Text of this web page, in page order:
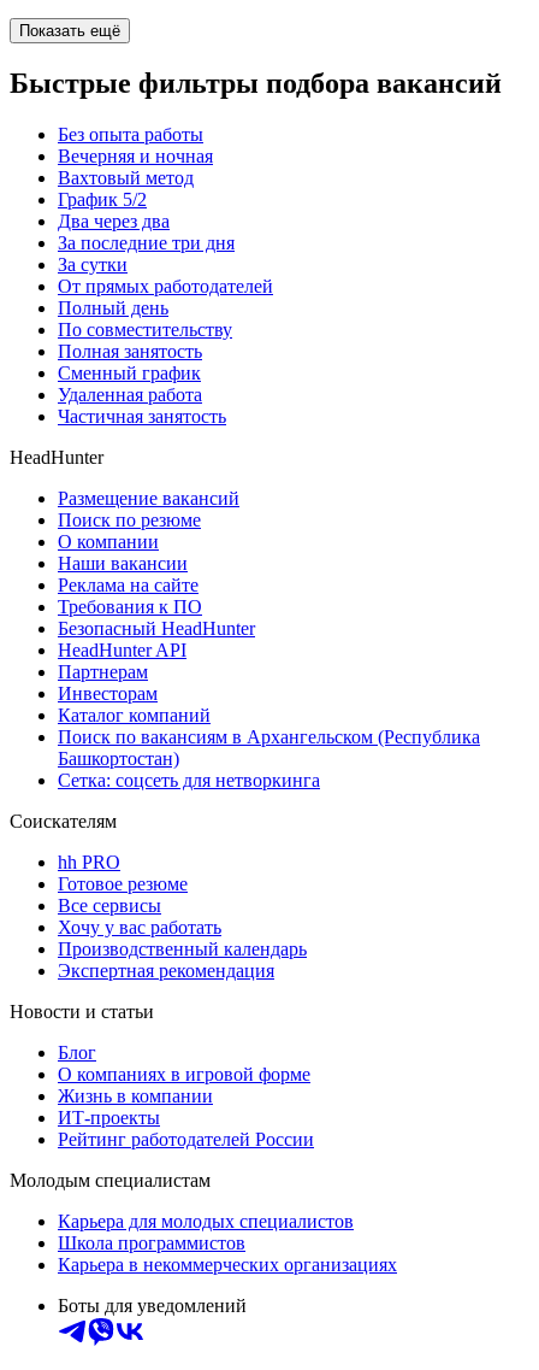
Показать ещё
Быстрые фильтры подбора вакансий
Без опыта работы
Вечерняя и ночная
Вахтовый метод
График 5/2
Два через два
За последние три дня
За сутки
От прямых работодателей
Полный день
По совместительству
Полная занятость
Сменный график
Удаленная работа
Частичная занятость
HeadHunter
Размещение вакансий
Поиск по резюме
О компании
Наши вакансии
Реклама на сайте
Требования к ПО
Безопасный HeadHunter
HeadHunter API
Партнерам
Инвесторам
Каталог компаний
Поиск по вакансиям в Архангельском (Республика
Башкортостан)
Сетка: соцсеть для нетворкинга
Соискателям
hh PRO
Готовое резюме
Все сервисы
Хочу у вас работать
Производственный календарь
Экспертная рекомендация
Новости и статьи
Блог
О компаниях в игровой форме
Жизнь в компании
ИТ-проекты
Рейтинг работодателей России
Молодым специалистам
Карьера для молодых специалистов
Школа программистов
Карьера в некоммерческих организациях
Боты для уведомлений